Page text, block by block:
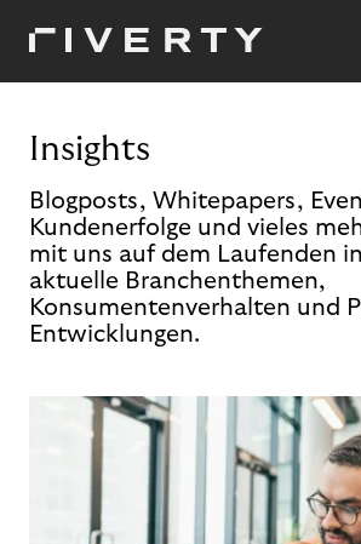
Insights
Blogposts, Whitepapers,
Kundenerfolge und vieles
mit uns auf dem Laufenden
aktuelle Branchenthemen,
Konsumentenverhalten und
Entwicklungen.